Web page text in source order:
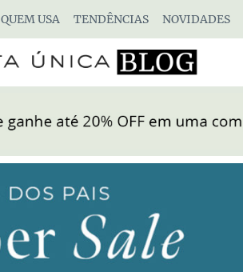
QUEM USA TENDÊNCIAS NOVIDADES